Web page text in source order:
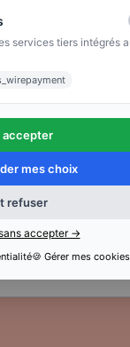
services tiers intégrés
accepter
mes choix
refuser
accepter →
🍪 Gérer mes cookies